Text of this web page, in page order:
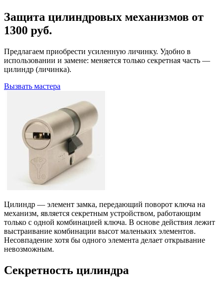
Защита цилиндровых механизмов от
1300 руб.
Предлагаем приобрести усиленную личинку. Удобно в
использовании и замене: меняется только секретная часть —
цилиндр (личинка).
Вызвать мастера
Цилиндр — элемент замка, передающий поворот ключа на
механизм, является секретным устройством, работающим
только с одной комбинацией ключа. В основе действия лежит
выстраивание комбинации высот маленьких элементов.
Несовпадение хотя бы одного элемента делает открывание
невозможным.
Секретность цилиндра